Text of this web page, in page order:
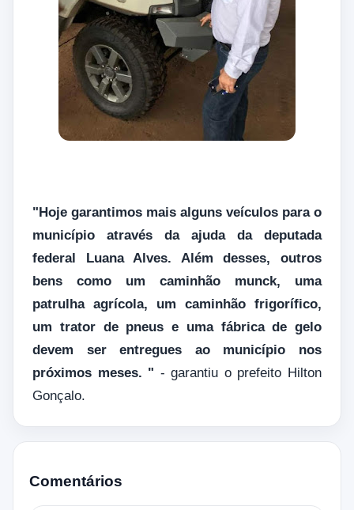
"Hoje garantimos mais alguns veículos para o
município através da ajuda da deputada
federal Luana Alves. Além desses, outros
bens como um caminhão munck, uma
patrulha agrícola, um caminhão frigorífico,
um trator de pneus e uma fábrica de gelo
devem ser entregues ao município nos
próximos meses. " - garantiu o prefeito Hilton
Gonçalo.
Comentários